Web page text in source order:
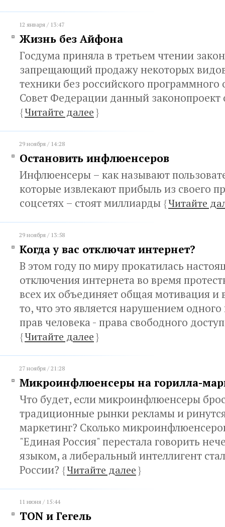
12 января / 13:47
Жизнь без Айфона
Госдума приняла в третьем чтении
запрещающий продажу некоторых
техники без российского программного
Совет Федерации данный законопроект
{Читайте далее}
29 ноября / 14:28
Остановить инфлюенсеров
Инфлюенсеры – как называют
которые извлекают прибыль из своего
соцсетях – стоят миллиарды {Читайте
29 ноября / 13:58
Когда у вас отключат интернет?
В этом году по миру прокатилась
отключения интернета во время
всех их объединяет общая мотивация и
то, что это является нарушением
прав человека - права свободного
{Читайте далее}
27 ноября / 21:28
Микроинфлюенсеры на горилла-
Что будет, если микроинфлюенсеры
традиционные рынки рекламы и
маркетинг? Сколько
"Единая Россия" перестала говорить
языком, а либеральный интеллигент
России? {Читайте далее}
11 июня / 15:44
TON и Гегель